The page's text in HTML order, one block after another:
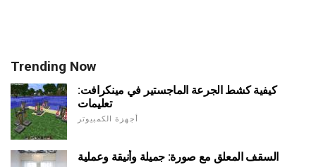
Trending Now
كيفية كشط الجرعة الماجستير في مينكرافت:
تعليمات
أجهزة الكمبيوتر
السقف المعلق مع صورة: جميلة وأنيقة وعملية